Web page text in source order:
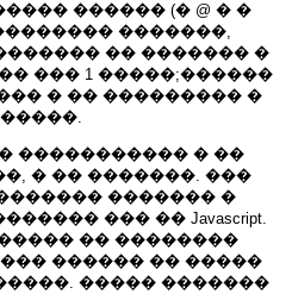
������ (� @ � �
�������,
�� ������� �
��� 1 �����;������
� �� ��������� �
����������� � ��
� �� �������. ���
������� �
��� �� Javascript.
�� ��������
������ �� �����
����� �������